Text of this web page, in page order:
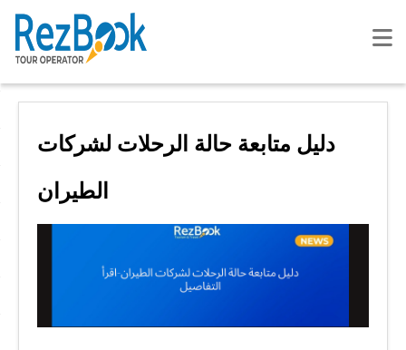
دليل متابعة حالة الرحلات لشركات
الطيران